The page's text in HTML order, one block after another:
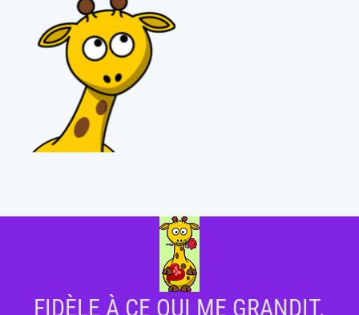
FIDÈLE À CE QUI ME GRANDIT.